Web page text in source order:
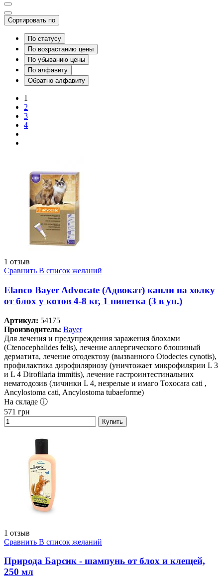
Сортировать по
По статусу
По возрастанию цены
По убыванию цены
По алфавиту
Обратно алфавиту
1
2
3
4
1 отзыв
Сравнить В список желаний
Elanco Bayer Advocate (Адвокат) капли на холку
от блох у котов 4-8 кг, 1 пипетка (3 в уп.)
Артикул: 54175
Производитель: Bayer
Для лечения и предупреждения заражения блохами
(Ctenocephalides felis), лечение аллергического блошиный
дерматита, лечение отодектозу (вызванного Otodectes cynotis),
профилактика дирофиляриозу (уничтожает микрофилярии L 3
и L 4 Dirofilaria immitis), лечение гастроинтестинальних
нематодозив (личинки L 4, незрелые и имаго Toxocara cati ,
Ancylostoma cati, Ancylostoma tubaeforme)
На складе ⓘ
571 грн
Купить
1 отзыв
Сравнить В список желаний
Природа Барсик - шампунь от блох и клещей,
250 мл